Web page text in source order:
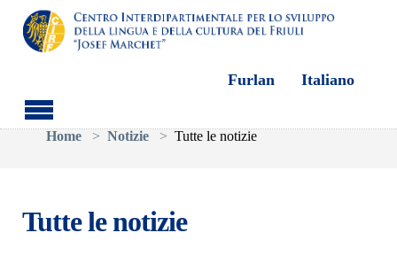
Skip to main content
Furlan Italiano
You are here:
Home
Notizie Tutte le notizie
Tutte le notizie